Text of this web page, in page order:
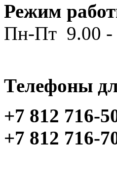
Режим
Пн-Пт 9.00 -
Телефоны
+7 812 716-
+7 812 716-